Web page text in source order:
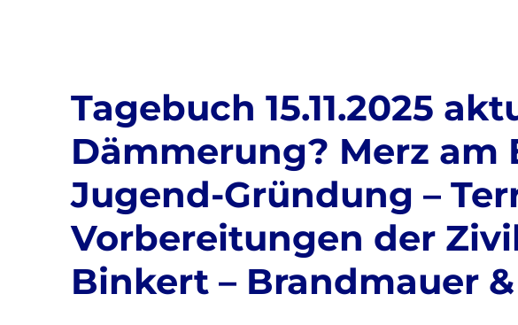
Tagebuch 15.11.2025
Dämmerung? Merz am
Jugend-Gründung –
Vorbereitungen der
Binkert – Brandmauer